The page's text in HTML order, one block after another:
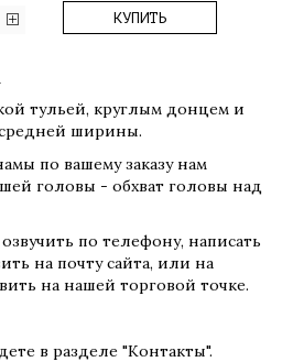
КУПИТЬ
тульей, круглым донцем и
ширины.
по вашему заказу нам
головы - обхват головы над
по телефону, написать
на почту сайта, или на
на нашей торговой точке.
в разделе "Контакты".